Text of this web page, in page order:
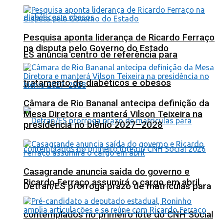
ES anuncia centro de referência para
tratamento de diabéticos e obesos
Detran/ES prorroga prazo de matrículas para
contemplados no primeiro lote do CNH Social
Pesquisa aponta liderança de Ricardo Ferraço
na disputa pelo Governo do Estado
Câmara de Rio Bananal antecipa definição da
Mesa Diretora e manterá Vilson Teixeira na
presidência no biênio 2027–2028
Casagrande anuncia saída do governo e
Ricardo Ferraço assumirá o cargo em abril